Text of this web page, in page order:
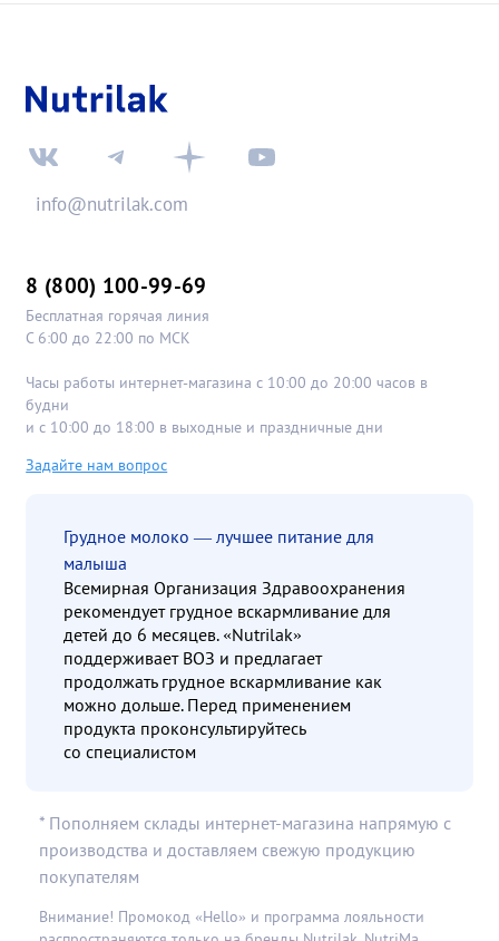
info@nutrilak.com
8 (800) 100-99-69
Бесплатная горячая линия
С 6:00 до 22:00 по МСК
Часы работы интернет-магазина с 10:00 до 20:00 часов в
будни
и с 10:00 до 18:00 в выходные и праздничные дни
Задайте нам вопрос
Грудное молоко — лучшее питание для
малыша
Всемирная Организация Здравоохранения
рекомендует грудное вскармливание для
детей до 6 месяцев. «Nutrilak»
поддерживает ВОЗ и предлагает
продолжать грудное вскармливание как
можно дольше. Перед применением
продукта проконсультируйтесь
со специалистом
* Пополняем склады интернет-магазина напрямую с
производства и доставляем свежую продукцию
покупателям
Внимание! Промокод «Hello» и программа лояльности